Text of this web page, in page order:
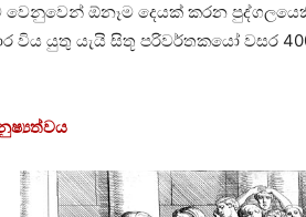
වෙනුවෙන් ඕනෑම දෙයක් කරන
විය යුතු යැයි සිතූ පරිවර්තකයෝ වසර